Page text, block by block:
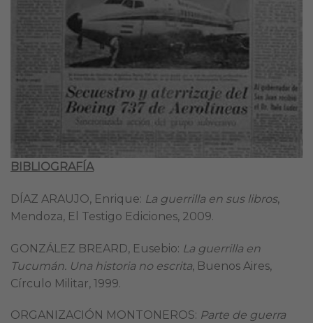
BIBLIOGRAFÍA
DÍAZ ARAUJO, Enrique: La guerrilla en sus libros,
Mendoza, El Testigo Ediciones, 2009.
GONZÁLEZ BREARD, Eusebio: La guerrilla en
Tucumán. Una historia no escrita, Buenos Aires,
Círculo Militar, 1999.
ORGANIZACIÓN MONTONEROS: Parte de guerra